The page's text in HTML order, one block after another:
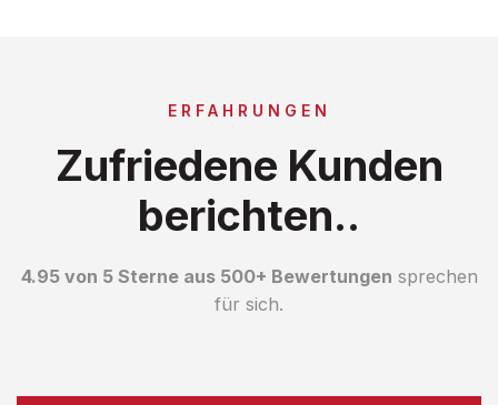
ERFAHRUNGEN
Zufriedene Kunden
berichten..
4.95 von 5 Sterne aus 500+ Bewertungen sprechen
für sich.